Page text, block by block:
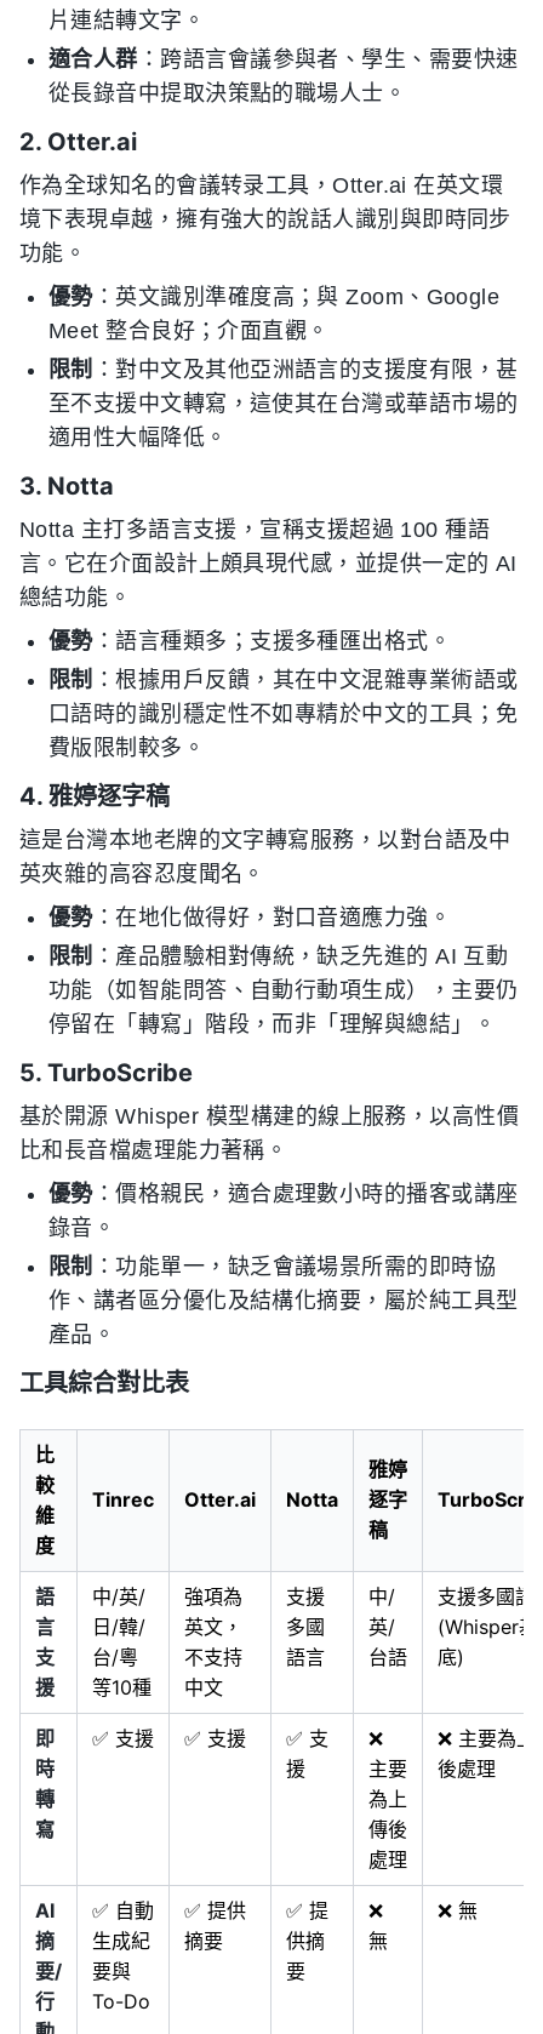
片連結轉文字。
適合人群 ：跨語言會議參與者、學生、需要快速
從長錄音中提取決策點的職場人士。
2. Otter.ai
作為全球知名的會議转录工具，Otter.ai 在英文環
境下表現卓越，擁有強大的說話人識別與即時同步
功能。
優勢：英文識別準確度高；與 Zoom、Google
Meet 整合良好；介面直觀。
限制 ：對中文及其他亞洲語言的支援度有限，甚
至不支援中文轉寫，這使其在台灣或華語市場的
適用性大幅降低。
3. Notta
Notta 主打多語言支援，宣稱支援超過 100 種語
言。它在介面設計上頗具現代感，並提供一定的 AI
總結功能。
優勢：語言種類多；支援多種匯出格式。
限制 ：根據用戶反饋，其在中文混雜專業術語或
口語時的識別穩定性不如專精於中文的工具；免
費版限制較多。
4. 雅婷逐字稿
這是台灣本地老牌的文字轉寫服務，以對台語及中
英夾雜的高容忍度聞名。
優勢：在地化做得好，對口音適應力強。
限制 ：產品體驗相對傳統，缺乏先進的 AI 互動
功能（如智能問答、自動行動項生成），主要仍
停留在「轉寫」階段，而非「理解與總結」。
5. TurboScribe
基於開源 Whisper 模型構建的線上服務，以高性價
比和長音檔處理能力著稱。
優勢：價格親民，適合處理數小時的播客或講座
錄音。
限制 ：功能單一，缺乏會議場景所需的即時協
作、講者區分優化及結構化摘要，屬於純工具型
產品。
工具綜合對比表
比
較
維
度
Tinrec Otter.ai Notta
雅婷
逐字
稿
語
言
支
援
中/英/
日/韓/
台/粵
等10種
強項為
英文，
不支持
中文
支援
多國
語言
中/
英/
台語
支援多國語
(Whisper基
底)
即
時
轉
寫
✅ 支援 ✅ 支援
✅ 支
援
❌
主要
為上
傳後
處理
❌ 主要為上
後處理
AI
摘
要/
行
✅ 自動
生成紀
要與
To-Do
✅ 提供
摘要
✅ 提
供摘
要
❌
無
❌ 無